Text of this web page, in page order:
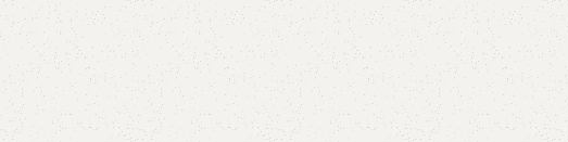
AX B BX
D PJ PJ
SPA SPB